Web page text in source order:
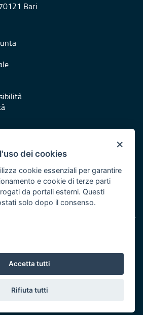
Bari
Civile Puglia
risorse del POR Puglia 2014/2020 -
×
dei cookies
cookie essenziali per garantire
e cookie di terze parti
da portali esterni. Questi
solo dopo il consenso.
Accetta tutti
Rifiuta tutti